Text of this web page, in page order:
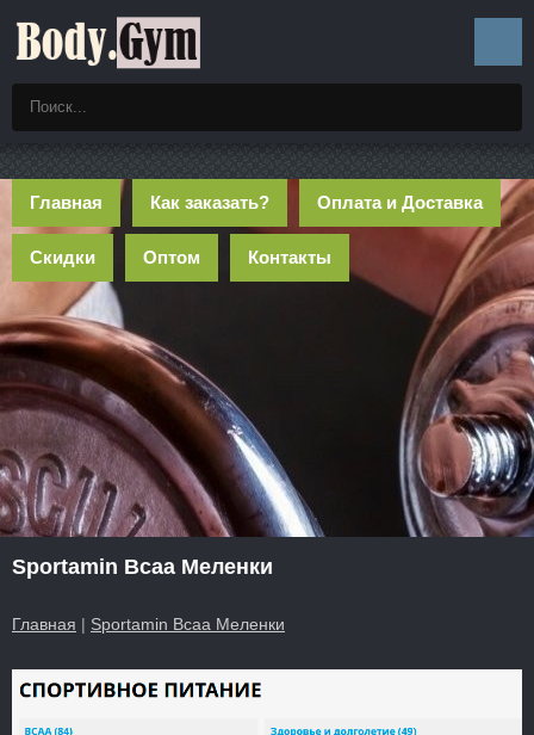
Главная Как заказать? Оплата и Доставка
Скидки Оптом Контакты
Sportamin Всаа Меленки
Главная | Sportamin Всаа Меленки